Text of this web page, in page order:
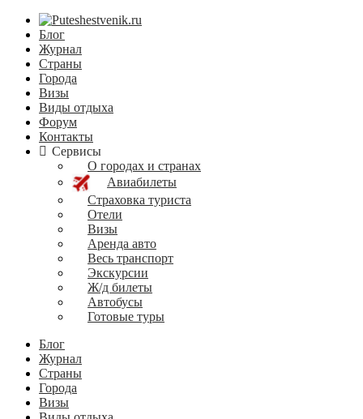
Блог
Журнал
Страны
Города
Визы
Виды отдыха
Форум
Контакты
Сервисы
О городах и странах
Авиабилеты
Страховка туриста
Отели
Визы
Аренда авто
Весь транспорт
Экскурсии
Ж/д билеты
Автобусы
Готовые туры
Блог
Журнал
Страны
Города
Визы